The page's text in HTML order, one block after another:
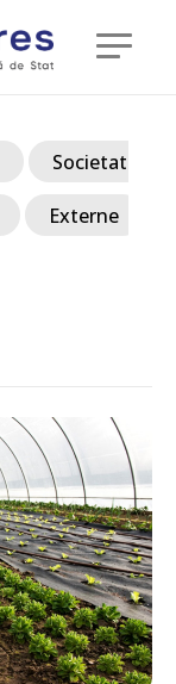
Societate
Externe